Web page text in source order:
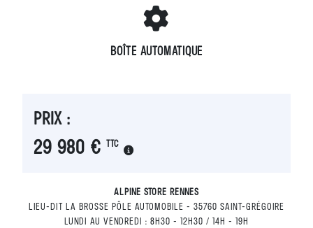
BOÎTE AUTOMATIQUE
PRIX :
29 980 € TTC
ALPINE STORE RENNES
LIEU-DIT LA BROSSE PÔLE AUTOMOBILE - 35760 SAINT-GRÉGOIRE
LUNDI AU VENDREDI : 8H30 - 12H30 / 14H - 19H